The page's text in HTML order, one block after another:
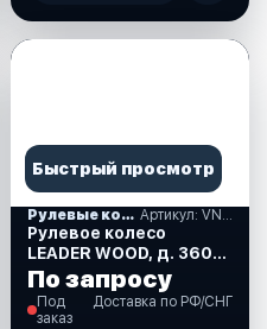
Быстрый просмотр
Рулевые колеса, спиннеры Артикул: VN7360-33
Рулевое колесо
LEADER WOOD, д. 360
мм. (VN7360-33)
По запросу
Под
заказ
Доставка по РФ/СНГ